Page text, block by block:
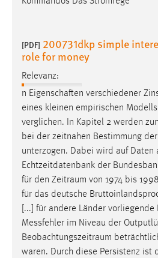
[PDF] 200731dkp simple
role for money
Relevanz:
n Eigenschaften verschiedener
eines kleinen empirischen
verglichen. In Kapitel 2 werden
bei der zeitnahen Bestimmung
unterzogen. Dabei wird auf Daten
Echtzeitdatenbank der
für den Zeitraum von 1974 bis
für das deutsche
[...] für andere Länder
Messfehler im Niveau der
Beobachtungszeitraum
waren. Durch diese Persistenz ist